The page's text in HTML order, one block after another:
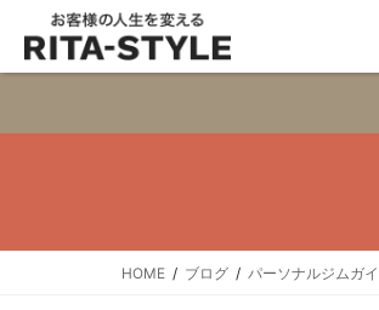
HOME ブログ パーソナルジムガ